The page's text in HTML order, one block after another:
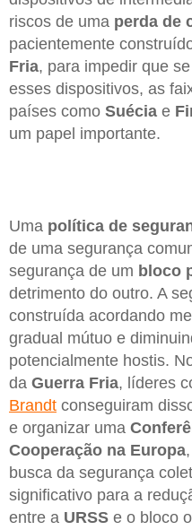
riscos de uma perda de
pacientemente
Fria, para impedir que
esses dispositivos, as
países como Suécia e
um papel importante.
Uma política de
de uma segurança
segurança de um bloco
detrimento do outro. A
construída acordando
gradual mútuo e
potencialmente hostis.
da Guerra Fria, líderes
Brandt conseguiram
e organizar uma
Cooperação na Europa
busca da segurança
significativo para a
entre a URSS e o bloco